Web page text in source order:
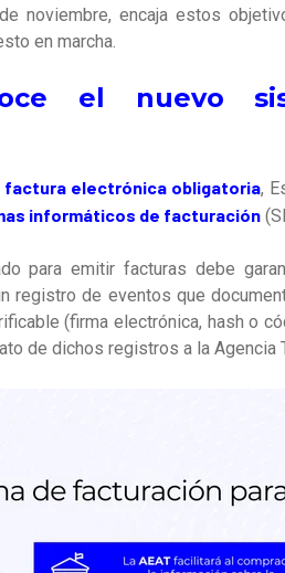
noviembre, encaja estos
en marcha.
el nuevo
factura electrónica obligatoria,
informáticos de facturación
para emitir facturas debe
registro de eventos que
(firma electrónica, hash o
de dichos registros a la Agencia